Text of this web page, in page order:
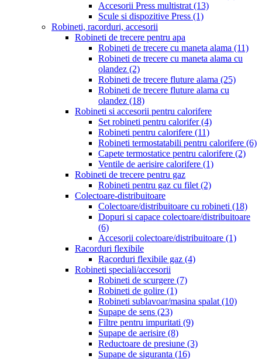
Accesorii Press multistrat (13)
Scule si dispozitive Press (1)
Robineti, racorduri, accesorii
Robineti de trecere pentru apa
Robineti de trecere cu maneta alama (11)
Robineti de trecere cu maneta alama cu
olandez (2)
Robineti de trecere fluture alama (25)
Robineti de trecere fluture alama cu
olandez (18)
Robineti si accesorii pentru calorifere
Set robineti pentru calorifer(4)
Robineti pentru calorifere (11)
Robineti termostatabili pentru calorifere (6)
Capete termostatice pentru calorifere (2)
Ventile de aerisire calorifere (1)
Robineti de trecere pentru gaz
Robineti pentru gaz cu filet (2)
Colectoare-distribuitoare
Colectoare/distribuitoare cu robineti (18)
Dopuri si capace colectoare/distribuitoare
(6)
Accesorii colectoare/distribuitoare (1)
Racorduri flexibile
Racorduri flexibile gaz (4)
Robineti speciali/accesorii
Robineti de scurgere (7)
Robineti de golire (1)
Robineti sublavoar/masina spalat (10)
Supape de sens (23)
Filtre pentru impuritati (9)
Supape de aerisire (8)
Reductoare de presiune (3)
Supape de siguranta (16)